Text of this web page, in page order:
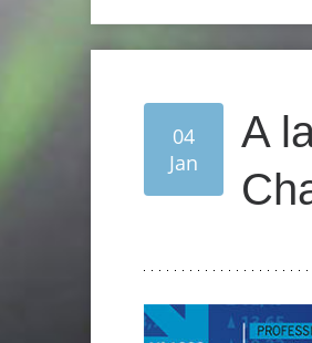
04
Jan
A